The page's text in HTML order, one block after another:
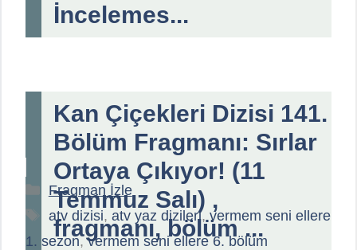
İncelemes...
Kan Çiçekleri Dizisi 141.
Bölüm Fragmanı: Sırlar
Ortaya Çıkıyor! (11
Temmuz Salı) ,
fragmanı, bölüm ...
Kategoriler
Fragman İzle
Etiketler
atv dizisi, atv yaz dizileri, vermem seni ellere
1. sezon,vermem seni ellere 6. bölüm